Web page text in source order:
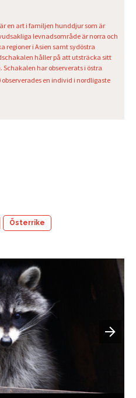
en art i familjen hunddjur som är
levnadsområde är norra och
regioner i Asien samt sydöstra
håller på att utsträcka sitt
har observerats i östra
observerades en individ i nordligaste
Österrike